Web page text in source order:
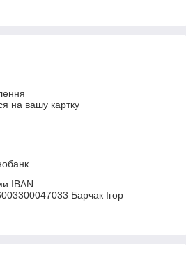
на вашу картку
IBAN
Барчак Ігор